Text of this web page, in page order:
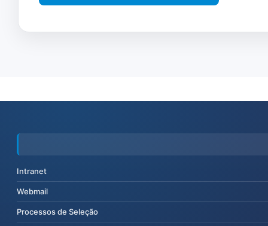
Intranet
Webmail
Processos de Seleção